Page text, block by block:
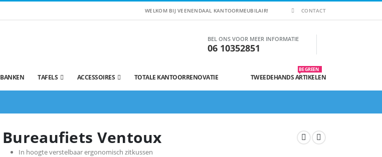
WELKOM BIJ VEENENDAAL KANTOORMEUBILAIR! CONTACT
BEL ONS VOOR MEER INFORMATIE
06 10352851
BANKEN TAFELS ACCESSOIRES TOTALE KANTOORRENOVATIE TWEEDEHANDS ARTIKELEN
BE GREEN
Bureaufiets Ventoux
In hoogte verstelbaar ergonomisch zitkussen